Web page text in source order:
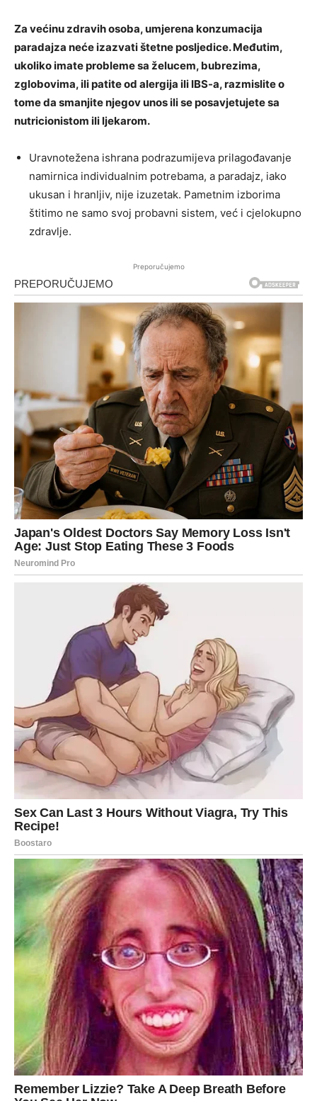
Za većinu zdravih osoba, umjerena konzumacija
paradajza neće izazvati štetne posljedice. Međutim,
ukoliko imate probleme sa želucem, bubrezima,
zglobovima, ili patite od alergija ili IBS-a, razmislite o
tome da smanjite njegov unos ili se posavjetujete sa
nutricionistom ili ljekarom.
Uravnotežena ishrana podrazumijeva prilagođavanje
namirnica individualnim potrebama, a paradajz, iako
ukusan i hranljiv, nije izuzetak. Pametnim izborima
štitimo ne samo svoj probavni sistem, već i cjelokupno
zdravlje.
Preporučujemo